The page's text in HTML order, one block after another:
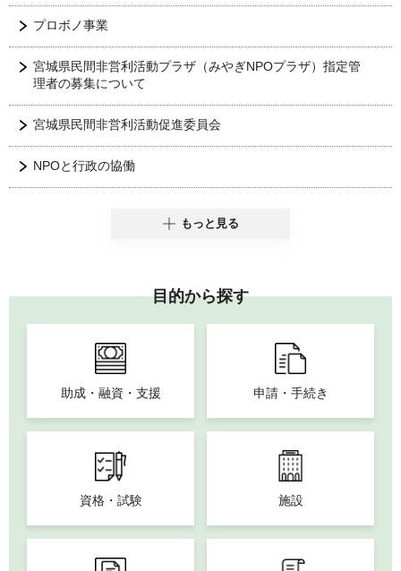
プロボノ事業
宮城県民間非営利活動プラザ（みやぎNPOプラザ）指定管
理者の募集について
宮城県民間非営利活動促進委員会
NPOと行政の協働
もっと見る
目的から探す
助成・融資・支援 申請・手続き
資格・試験 施設